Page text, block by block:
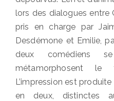
lors des dialogues
pris en charge par
Desdémone et Emilie,
deux comédiens
métamorphosent le
L’impression est
en deux, distinctes